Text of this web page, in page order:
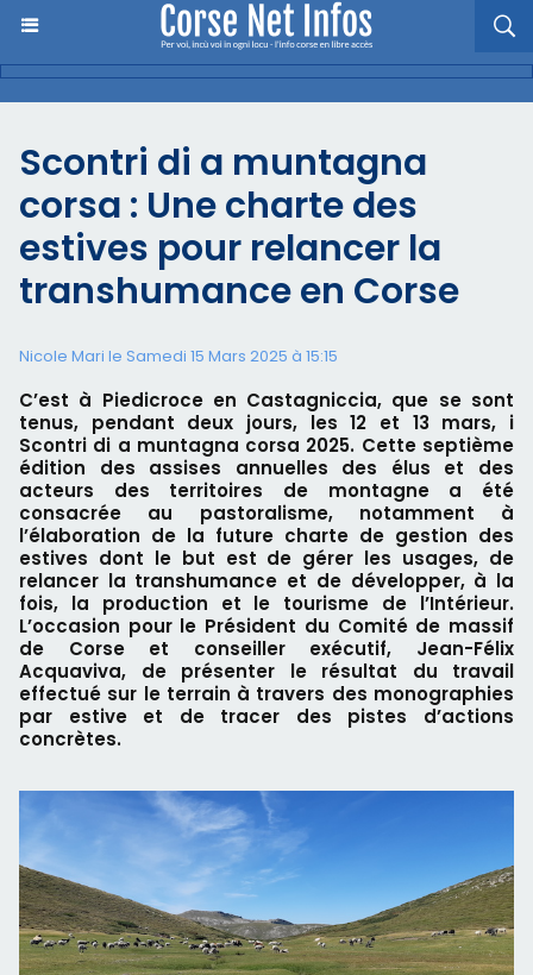
Scontri di a muntagna
corsa : Une charte des
estives pour relancer la
transhumance en Corse
Nicole Mari le Samedi 15 Mars 2025 à 15:15
C’est à Piedicroce en Castagniccia, que se sont
tenus, pendant deux jours, les 12 et 13 mars, i
Scontri di a muntagna corsa 2025. Cette septième
édition des assises annuelles des élus et des
acteurs des territoires de montagne a été
consacrée au pastoralisme, notamment à
l’élaboration de la future charte de gestion des
estives dont le but est de gérer les usages, de
relancer la transhumance et de développer, à la
fois, la production et le tourisme de l’Intérieur.
L’occasion pour le Président du Comité de massif
de Corse et conseiller exécutif, Jean-Félix
Acquaviva, de présenter le résultat du travail
effectué sur le terrain à travers des monographies
par estive et de tracer des pistes d’actions
concrètes.